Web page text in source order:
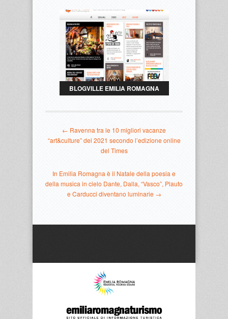
BLOGVILLE EMILIA ROMAGNA
← Ravenna tra le 10 migliori vacanze
“art&culture” del 2021 secondo l’edizione online
del Times
In Emilia Romagna è il Natale della poesia e
della musica in cielo Dante, Dalla, “Vasco”, Plauto
e Carducci diventano luminarie →